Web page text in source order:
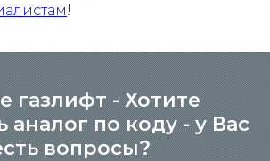
!
газлифт - Хотите
аналог по коду - у Вас
вопросы?